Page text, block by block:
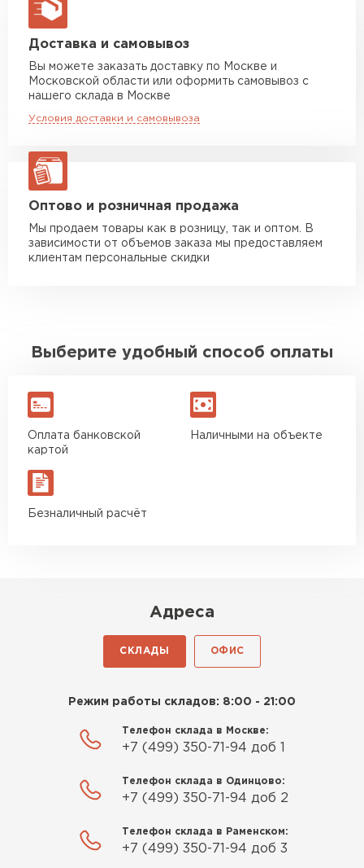
макс. длина груза 13,5 м
Манипулятор до 5 тн
Манипулятор до 10 тн
макс. длина груза 8 м
макс. длина груза 13,5 м
ЗАКАЗАТЬ С ДОСТАВКОЙ
Доставка и самовывоз
Вы можете заказать доставку по Москве и
Московской области или оформить самовывоз с
нашего склада в Москве
Условия доставки и самовывоза
Оптово и розничная продажа
Мы продаем товары как в розницу, так и оптом. В
зависимости от объемов заказа мы предоставляем
клиентам персональные скидки
Выберите удобный способ оплаты
Оплата банковской
картой
Наличными на объекте
Безналичный расчёт
Адреса
СКЛАДЫ ОФИС
Режим работы складов: 8:00 - 21:00
Телефон склада в Москве:
+7 (499) 350-71-94 доб 1
Телефон склада в Одинцово:
+7 (499) 350-71-94 доб 2
Телефон склада в Раменском:
+7 (499) 350-71-94 доб 3